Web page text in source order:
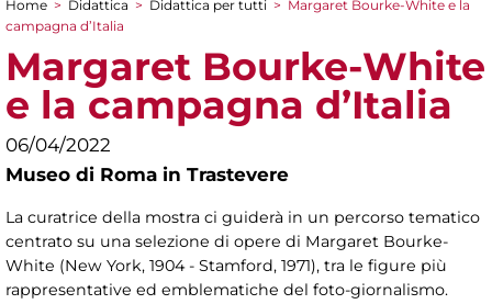
Tu sei qui
Home > Didattica > Didattica per tutti > Margaret Bourke-White e la
campagna d’Italia
Margaret Bourke-White
e la campagna d’Italia
06/04/2022
Museo di Roma in Trastevere
La curatrice della mostra ci guiderà in un percorso tematico
centrato su una selezione di opere di Margaret Bourke-
White (New York, 1904 - Stamford, 1971), tra le figure più
rappresentative ed emblematiche del foto-giornalismo.